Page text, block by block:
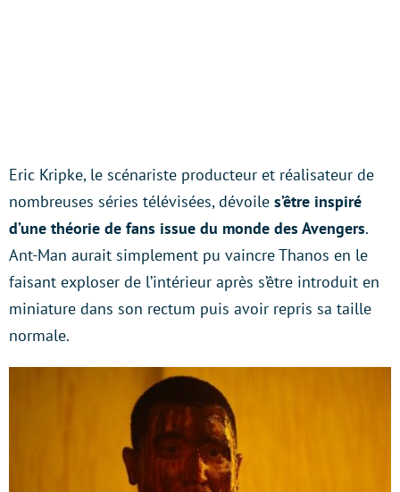
Eric Kripke, le scénariste producteur et réalisateur de
nombreuses séries télévisées, dévoile s’être inspiré
d’une théorie de fans issue du monde des Avengers.
Ant-Man aurait simplement pu vaincre Thanos en le
faisant exploser de l’intérieur après s’être introduit en
miniature dans son rectum puis avoir repris sa taille
normale.